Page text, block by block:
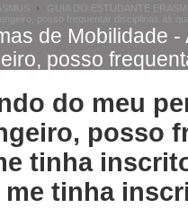
GUIA DO ESTUDANTE
posso frequentar disciplinas às
de Mobilidade
posso
do meu
posso
tinha
me tinha